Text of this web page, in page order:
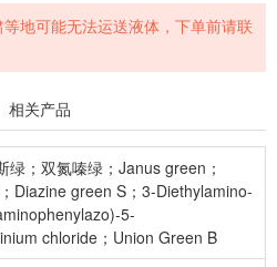
地可能无法运送液体，下单前请联
相关产品
绿；双氮嗪绿；Janus green；
Diazine green S；3-Diethylamino-
5-
chloride；Union Green B